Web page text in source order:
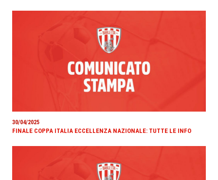
30/04/2025
FINALE COPPA ITALIA ECCELLENZA NAZIONALE: TUTTE LE INFO